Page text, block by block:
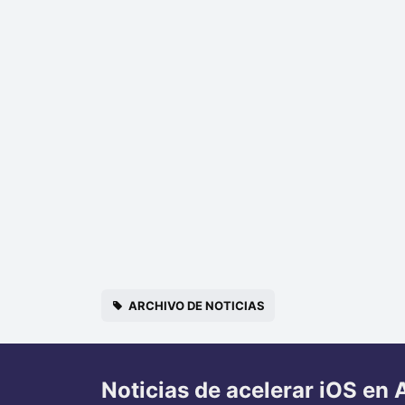
ARCHIVO DE NOTICIAS
Noticias de acelerar iOS en